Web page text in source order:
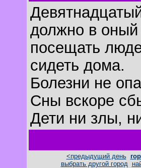
должно в
посещать
сидеть дома.
Болезни не
Сны вскоре
Дети ни злы,
<предыдущий день
выбрать другой город